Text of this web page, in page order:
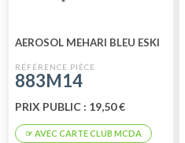
AEROSOL MEHARI BLEU ESKI
883M14
PRIX PUBLIC : 19,50 €